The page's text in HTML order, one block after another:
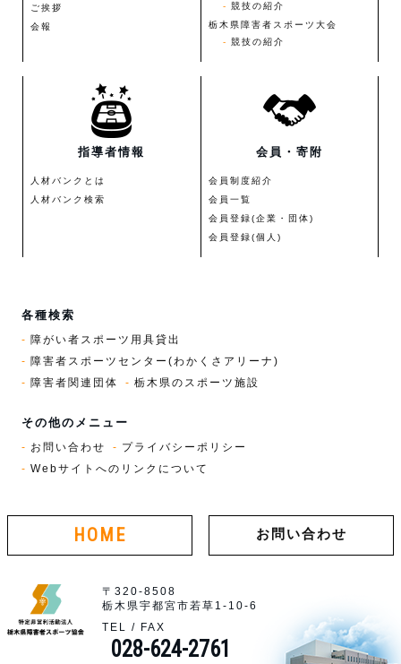
ご挨拶
会報
競技の紹介
栃木県障害者スポーツ大会
競技の紹介
指導者情報
人材バンクとは
人材バンク検索
会員・寄附
会員制度紹介
会員一覧
会員登録(企業・団体)
会員登録(個人)
各種検索
障がい者スポーツ用具貸出
障害者スポーツセンター(わかくさアリーナ)
障害者関連団体
栃木県のスポーツ施設
その他のメニュー
お問い合わせ
プライバシーポリシー
Webサイトへのリンクについて
HOME お問い合わせ
〒320-8508
栃木県宇都宮市若草1-10-6
TEL / FAX
028-624-2761